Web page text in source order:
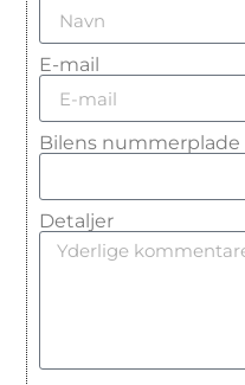
E-mail
Bilens nummerplade
Detaljer